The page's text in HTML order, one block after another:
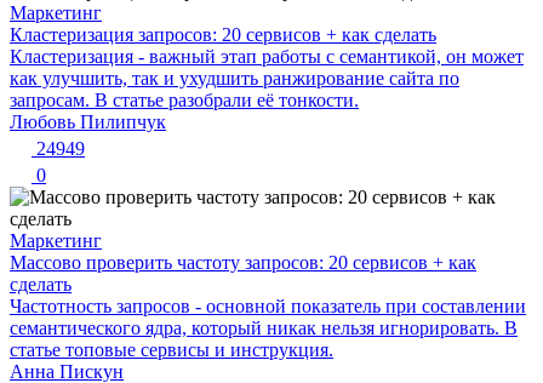
Маркетинг
Кластеризация запросов: 20 сервисов + как сделать
Кластеризация - важный этап работы с семантикой, он может
как улучшить, так и ухудшить ранжирование сайта по
запросам. В статье разобрали её тонкости.
Любовь Пилипчук
24949
0
Маркетинг
Массово проверить частоту запросов: 20 сервисов + как
сделать
Частотность запросов - основной показатель при составлении
семантического ядра, который никак нельзя игнорировать. В
статье топовые сервисы и инструкция.
Анна Пискун